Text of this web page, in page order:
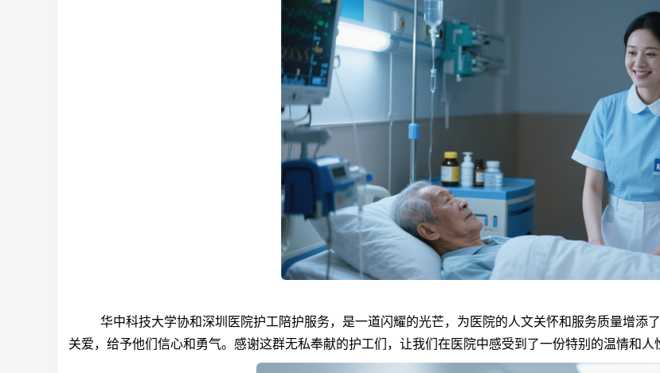
华中科技大学协和深圳医院护工陪护服务，是一道闪耀的光芒，为医院的人文关怀和服务质量增添
关爱，给予他们信心和勇气。感谢这群无私奉献的护工们，让我们在医院中感受到了一份特别的温情和人